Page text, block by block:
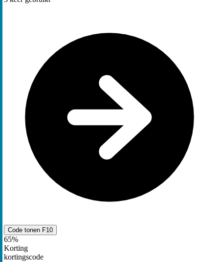
Code tonen F10
65%
Korting
kortingscode